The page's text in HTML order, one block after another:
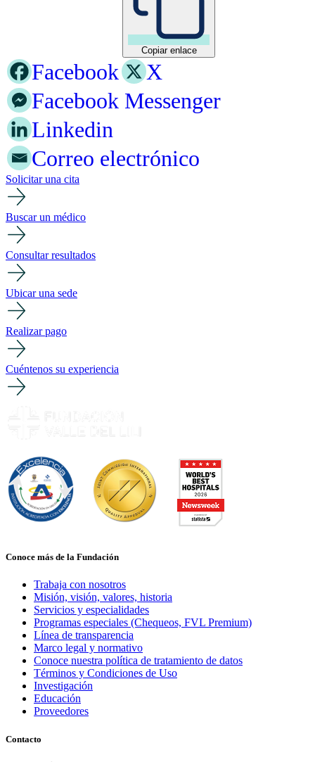
Copiar enlace
Facebook
X
Facebook Messenger
Linkedin
Correo electrónico
Solicitar una cita
Buscar un médico
Consultar resultados
Ubicar una sede
Realizar pago
Cuéntenos su experiencia
Conoce más de la Fundación
Trabaja con nosotros
Misión, visión, valores, historia
Servicios y especialidades
Programas especiales (Chequeos, FVL Premium)
Línea de transparencia
Marco legal y normativo
Conoce nuestra política de tratamiento de datos
Términos y Condiciones de Uso
Investigación
Educación
Proveedores
Contacto